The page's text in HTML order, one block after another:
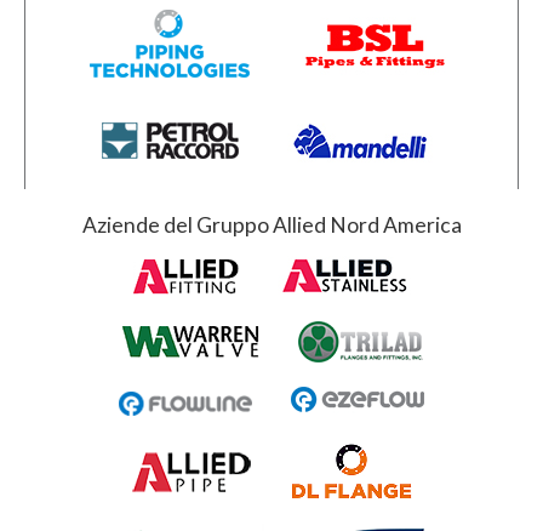
Aziende del Gruppo Allied Nord America